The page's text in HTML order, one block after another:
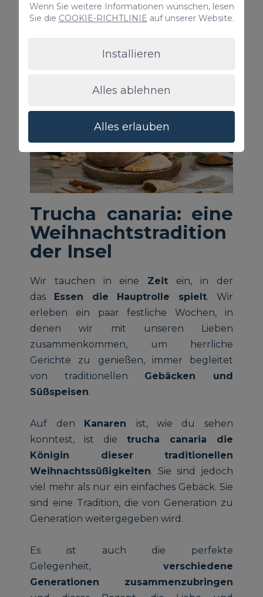
Man muss sie nur noch abkühlen lassen
und diese für die Kanarischen Inseln so
typische Weihnachtsdelikatesse genießen.
Trucha canaria: eine
Weihnachtstradition
der Insel
Wir tauchen in eine Zeit ein, in der
das Essen die Hauptrolle spielt. Wir
erleben ein paar festliche Wochen, in
denen wir mit unseren Lieben
zusammenkommen, um herrliche
Gerichte zu genießen, immer begleitet
von traditionellen Gebäcken und
Süßspeisen.
Auf den Kanaren ist, wie du sehen
konntest, ist die trucha canaria die
Königin dieser traditionellen
Weihnachtssüßigkeiten. Sie sind jedoch
viel mehr als nur ein einfaches Gebäck. Sie
sind eine Tradition, die von Generation zu
Generation weitergegeben wird.
Es ist auch die perfekte
Gelegenheit, verschiedene
Generationen zusammenzubringen
Wenn Sie weitere Informationen wünschen, lesen
Sie die COOKIE-RICHTLINIE auf unserer Website.
Installieren
Alles ablehnen
Alles erlauben